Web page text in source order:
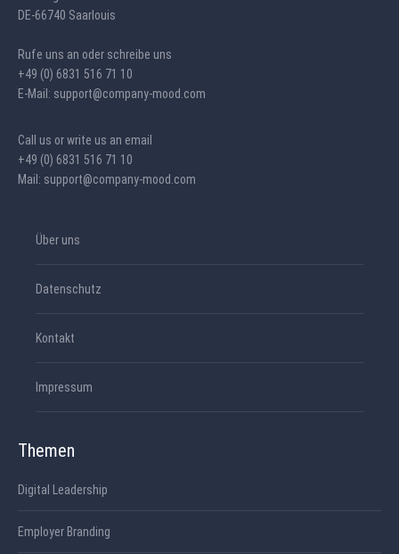
DE-66740 Saarlouis
Rufe uns an oder schreibe uns
+49 (0) 6831 516 71 10
E-Mail: support@company-mood.com
Call us or write us an email
+49 (0) 6831 516 71 10
Mail: support@company-mood.com
Über uns
Datenschutz
Kontakt
Impressum
Themen
Digital Leadership
Employer Branding